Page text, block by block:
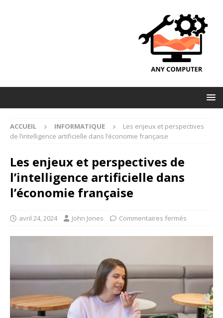
ACCUEIL INFORMATIQUE
Les enjeux et perspectives
de l’intelligence artificielle dans l’économie française
Les enjeux et perspectives de
l’intelligence artificielle dans
l’économie française
avril 24, 2024 John Jones Commentaires fermés